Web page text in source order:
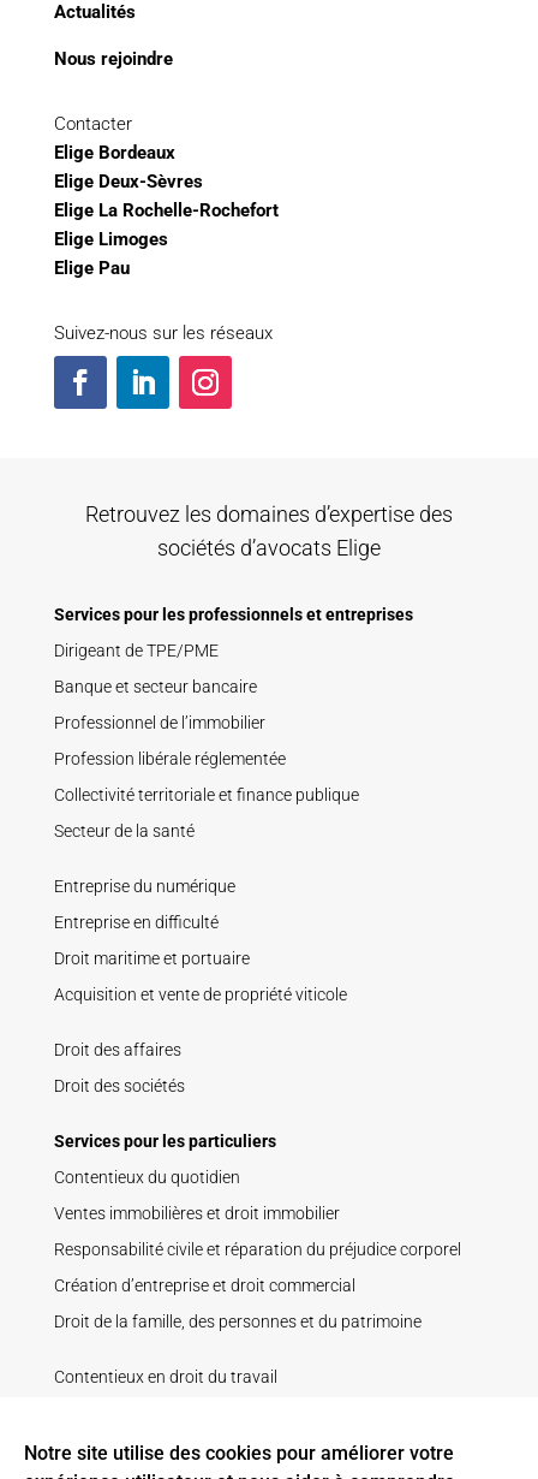
Notre site utilise des cookies pour améliorer votre
Actualités
Nous rejoindre
Contacter
Elige Bordeaux
Elige Deux-Sèvres
Elige La Rochelle-Rochefort
Elige Limoges
Elige Pau
Suivez-nous sur les réseaux
Retrouvez les domaines d’expertise des
sociétés d’avocats Elige
Services pour les professionnels et entreprises
Dirigeant de TPE/PME
Banque et secteur bancaire
Professionnel de l’immobilier
Profession libérale réglementée
Collectivité territoriale et finance publique
Secteur de la santé
Entreprise du numérique
Entreprise en difficulté
Droit maritime et portuaire
Acquisition et vente de propriété viticole
Droit des affaires
Droit des sociétés
Services pour les particuliers
Contentieux du quotidien
Ventes immobilières et droit immobilier
Responsabilité civile et réparation du préjudice corporel
Création d’entreprise et droit commercial
Droit de la famille, des personnes et du patrimoine
Contentieux en droit du travail
Droit pénal